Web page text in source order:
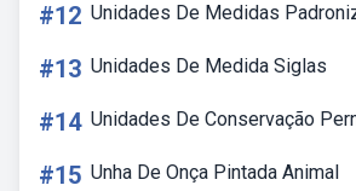
#12 Unidades De Medidas
#13 Unidades De Medida Siglas
#14 Unidades De Conservação
#15 Unha De Onça Pintada Animal